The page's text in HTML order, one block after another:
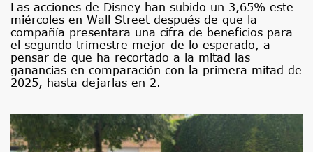
Las acciones de Disney han subido un 3,65% este
miércoles en Wall Street después de que la
compañía presentara una cifra de beneficios para
el segundo trimestre mejor de lo esperado, a
pensar de que ha recortado a la mitad las
ganancias en comparación con la primera mitad de
2025, hasta dejarlas en 2.